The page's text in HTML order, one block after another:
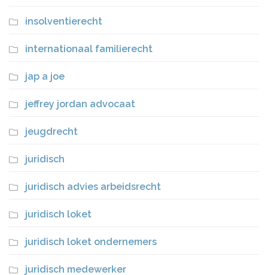
insolventierecht
internationaal familierecht
jap a joe
jeffrey jordan advocaat
jeugdrecht
juridisch
juridisch advies arbeidsrecht
juridisch loket
juridisch loket ondernemers
juridisch medewerker